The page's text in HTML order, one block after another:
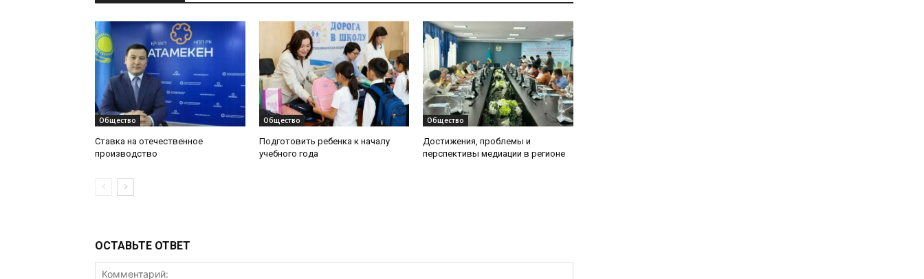
Общество
Ставка на отечественное
производство
Общество
Подготовить ребенка к началу
учебного года
Общество
Достижения, проблемы и
перспективы медиации в регионе
ОСТАВЬТЕ ОТВЕТ